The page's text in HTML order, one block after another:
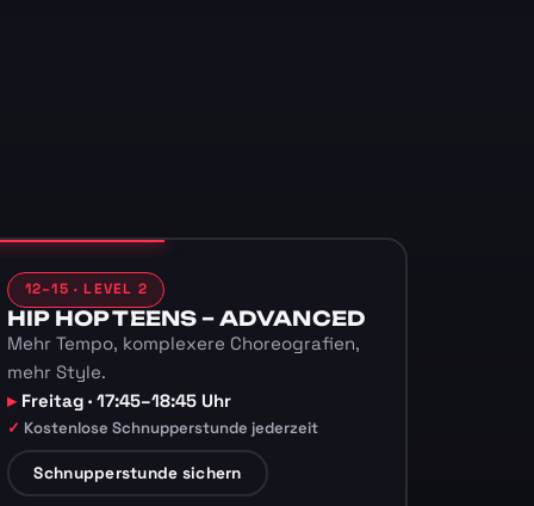
12–15 · LEVEL 2
HIP HOP TEENS – ADVANCED
Mehr Tempo, komplexere Choreografien,
mehr Style.
Freitag · 17:45–18:45 Uhr
Kostenlose Schnupperstunde jederzeit
Schnupperstunde sichern